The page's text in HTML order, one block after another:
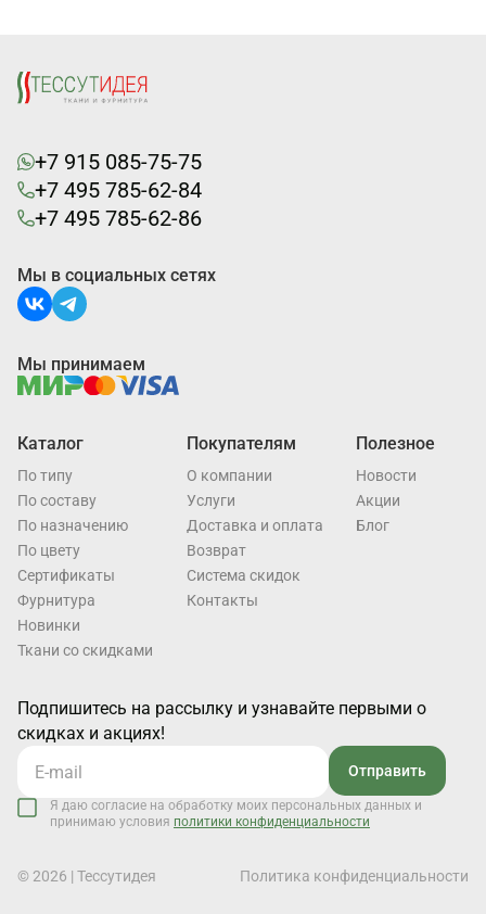
+7 915 085-75-75
+7 495 785-62-84
+7 495 785-62-86
Каталог
По типу
По составу
По назначению
По цвету
Cертификаты
Фурнитура
Новинки
Ткани со скидками
Покупателям
О компании
Услуги
Доставка и оплата
Возврат
Система скидок
Контакты
Полезное
Новости
Акции
Блог
Подпишитесь на рассылку и узнавайте первыми о
скидках и акциях!
Отправить
Я даю согласие на обработку моих персональных данных и
принимаю условия политики конфиденциальности
Мы в социальных сетях
Мы принимаем
© 2026 | Тессутидея Политика конфиденциальности